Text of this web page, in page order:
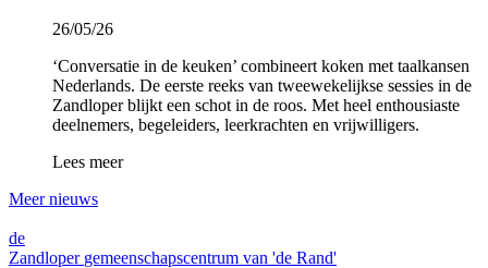
26/05/26
‘Conversatie in de keuken’ combineert koken met taalkansen
Nederlands. De eerste reeks van tweewekelijkse sessies in de
Zandloper blijkt een schot in de roos. Met heel enthousiaste
deelnemers, begeleiders, leerkrachten en vrijwilligers.
Lees meer
Meer nieuws
de
Zandloper gemeenschapscentrum van 'de Rand'